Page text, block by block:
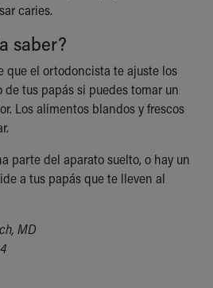
caries.
saber?
que el ortodoncista te ajuste los
tus papás si puedes tomar un
Los alimentos blandos y frescos
parte del aparato suelto, o hay un
a tus papás que te lleven al
MD